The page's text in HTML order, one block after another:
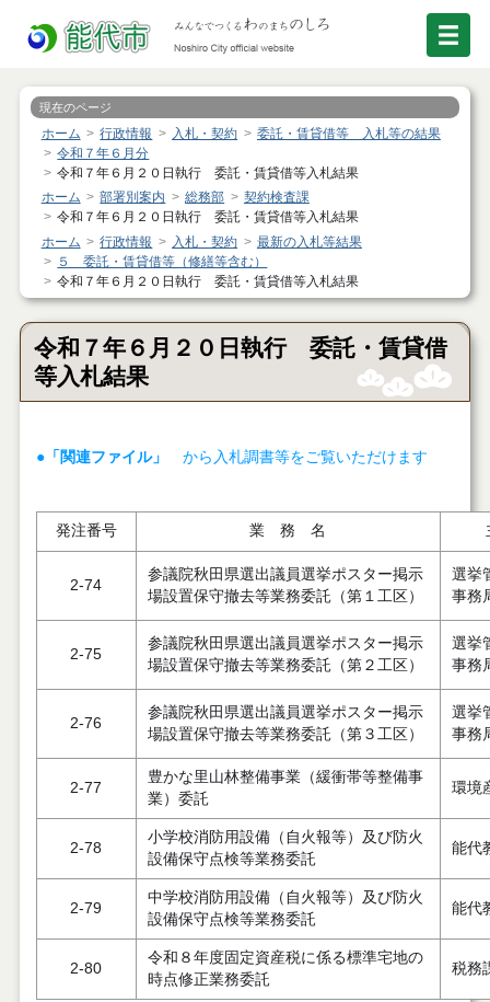
現在のページ
ホーム 行政情報 入札・契約
委託・賃貸借等 入札等の結果
令和７年６月分
令和７年６月２０日執行 委託・賃貸借等入札結果
ホーム
部署別案内 総務部
契約検査課
令和７年６月２０日執行 委託・賃貸借等入札結果
ホーム
行政情報 入札・契約
最新の入札等結果
５ 委託・賃貸借等（修繕等含む）
令和７年６月２０日執行 委託・賃貸借等入札結果
令和７年６月２０日執行 委託・賃貸借
等入札結果
●「関連ファイル」 から入札調書等をご覧いただけます
発注番号 業 務 名
2-74
参議院秋田県選出議員選挙ポスター掲示
場設置保守撤去等業務委託（第１工区）
選挙
事務
2-75
参議院秋田県選出議員選挙ポスター掲示
場設置保守撤去等業務委託（第２工区）
選挙
事務
2-76
参議院秋田県選出議員選挙ポスター掲示
場設置保守撤去等業務委託（第３工区）
選挙
事務
2-77
豊かな里山林整備事業（緩衝帯等整備事
業）委託
環境
2-78
小学校消防用設備（自火報等）及び防火
設備保守点検等業務委託
能代
2-79
中学校消防用設備（自火報等）及び防火
設備保守点検等業務委託
能代
2-80
令和８年度固定資産税に係る標準宅地の
時点修正業務委託
税務